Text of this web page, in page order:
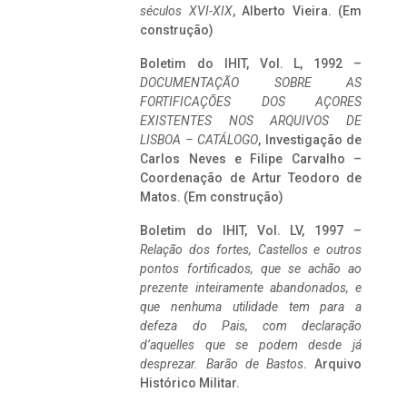
séculos XVI-XIX, Alberto Vieira. (Em
construção)
Boletim do IHIT, Vol. L, 1992 –
DOCUMENTAÇÃO SOBRE AS
FORTIFICAÇÕES DOS AÇORES
EXISTENTES NOS ARQUIVOS DE
LISBOA – CATÁLOGO, Investigação de
Carlos Neves e Filipe Carvalho –
Coordenação de Artur Teodoro de
Matos. (Em construção)
Boletim do IHIT, Vol. LV, 1997 –
Relação dos fortes, Castellos e outros
pontos fortificados, que se achão ao
prezente inteiramente abandonados, e
que nenhuma utilidade tem para a
defeza do Pais, com declaração
d’aquelles que se podem desde já
desprezar. Barão de Bastos. Arquivo
Histórico Militar.